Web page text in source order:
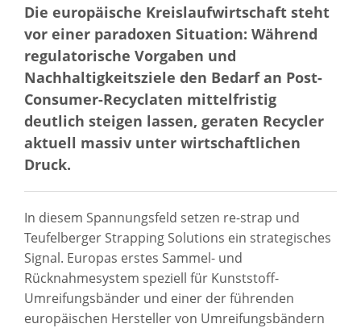
Die europäische Kreislaufwirtschaft steht
vor einer paradoxen Situation: Während
regulatorische Vorgaben und
Nachhaltigkeitsziele den Bedarf an Post-
Consumer-Recyclaten mittelfristig
deutlich steigen lassen, geraten Recycler
aktuell massiv unter wirtschaftlichen
Druck.
In diesem Spannungsfeld setzen re-strap und
Teufelberger Strapping Solutions ein strategisches
Signal. Europas erstes Sammel- und
Rücknahmesystem speziell für Kunststoff-
Umreifungsbänder und einer der führenden
europäischen Hersteller von Umreifungsbändern